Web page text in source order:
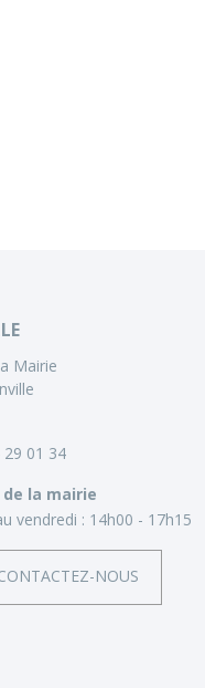
Mairie
29 01 34
la mairie
vendredi : 14h00 - 17h15
NOUS